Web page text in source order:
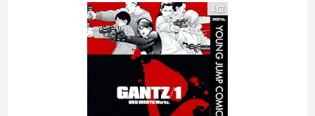
海外「コーヒー1杯が6ドルって何なんだ、レシートを二度見した」値上げで買うのをやめたもの…
【速報】高市政権、エース級の財務官僚・一松旬氏を左遷「彼は協力的でなかった」財務省の言いなりではないことが判明
【移民政策反対】イオンの売り場で唐揚げを食う中国人の子供
1位